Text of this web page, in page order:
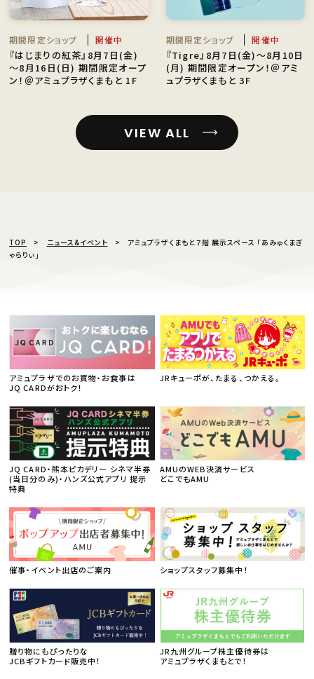
期間限定ショップ 開催中
『はじまりの紅茶』8月7日(金)
〜8月16日(日) 期間限定オープ
ン！＠アミュプラザくまもと 1F
期間限定ショップ 開催中
『Tigre』8月7日(金)〜8月10日
(月) 期間限定オープン！＠アミ
ュプラザくまもと 3F
VIEW ALL
TOP ニュース&イベント
アミュプラザくまもと７階 展示スペース 「あみゅくまぎ
ゃらりぃ」
アミュプラザでのお買物・お食事は
JQ CARDがおトク！
JRキューポが、たまる、つかえる。
JQ CARD・熊本ピカデリー シネマ半券
(当日分のみ)・ハンズ公式アプリ 提示
特典
AMUのWEB決済サービス
どこでもAMU
催事・イベント出店のご案内 ショップスタッフ募集中！
贈り物にもぴったりな
JCBギフトカード販売中！
JR九州グループ株主優待券は
アミュプラザくまもとで！